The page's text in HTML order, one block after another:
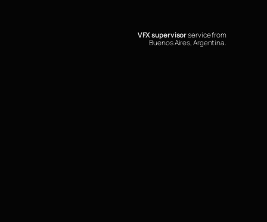
VFX supervisorservice from
Buenos Aires, Argentina.